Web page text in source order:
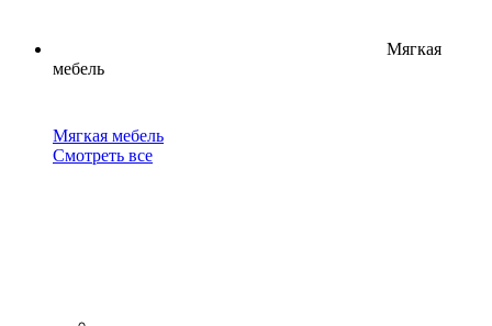
Мягкая
мебель
Мягкая мебель
Смотреть все